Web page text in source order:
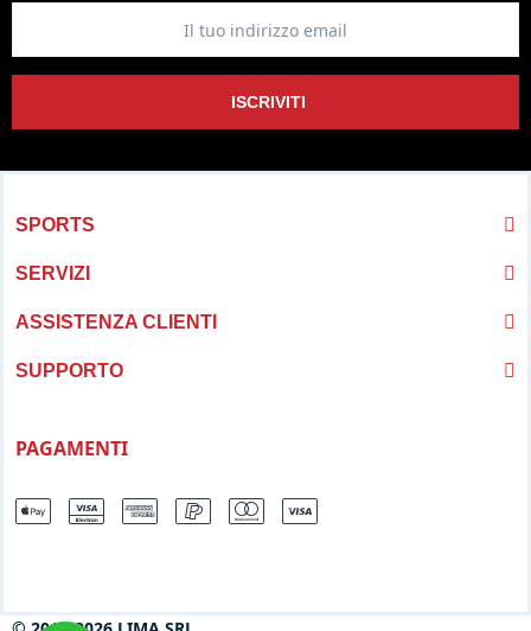
ISCRIVITI
SPORTS
SERVIZI
ASSISTENZA CLIENTI
SUPPORTO
PAGAMENTI